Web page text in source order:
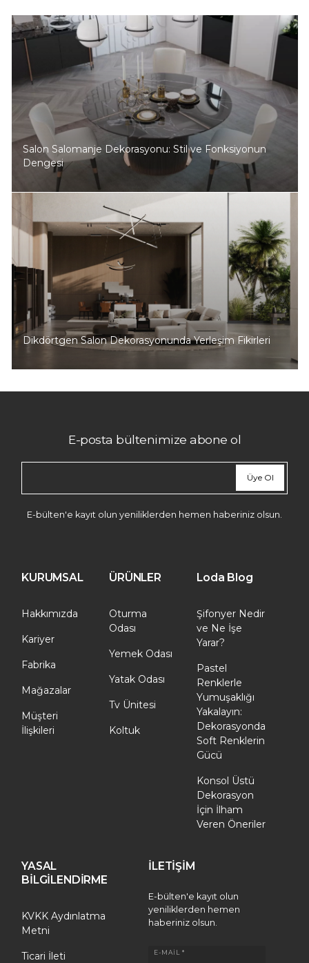
Salon Salomanje Dekorasyonu: Stil ve Fonksiyonun
Dengesi
Dikdörtgen Salon Dekorasyonunda Yerleşim Fikirleri
E-posta bültenimize abone ol
Üye Ol
E-bülten'e kayıt olun yeniliklerden hemen haberiniz olsun.
KURUMSAL
Hakkımızda
Kariyer
Fabrika
Mağazalar
Müşteri
İlişkileri
ÜRÜNLER
Oturma
Odası
Yemek Odası
Yatak Odası
Tv Ünitesi
Koltuk
Loda Blog
Şifonyer Nedir
ve Ne İşe
Yarar?
Pastel
Renklerle
Yumuşaklığı
Yakalayın:
Dekorasyonda
Soft Renklerin
Gücü
Konsol Üstü
Dekorasyon
İçin İlham
Veren Öneriler
YASAL
BİLGİLENDİRME
KVKK Aydınlatma
Metni
Ticari İleti
İLETİŞİM
E-bülten'e kayıt olun
yeniliklerden hemen
haberiniz olsun.
E-MAIL *